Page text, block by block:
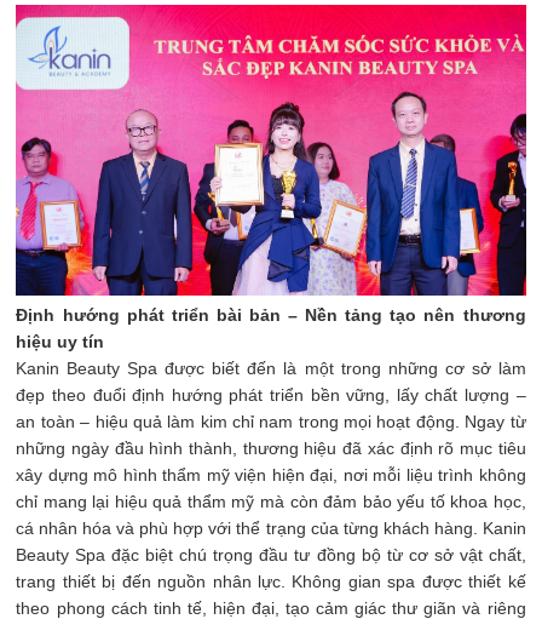
Định hướng phát triển bài bản – Nền tảng tạo nên thương
hiệu uy tín
Kanin Beauty Spa được biết đến là một trong những cơ sở làm
đẹp theo đuổi định hướng phát triển bền vững, lấy chất lượng –
an toàn – hiệu quả làm kim chỉ nam trong mọi hoạt động. Ngay từ
những ngày đầu hình thành, thương hiệu đã xác định rõ mục tiêu
xây dựng mô hình thẩm mỹ viện hiện đại, nơi mỗi liệu trình không
chỉ mang lại hiệu quả thẩm mỹ mà còn đảm bảo yếu tố khoa học,
cá nhân hóa và phù hợp với thể trạng của từng khách hàng. Kanin
Beauty Spa đặc biệt chú trọng đầu tư đồng bộ từ cơ sở vật chất,
trang thiết bị đến nguồn nhân lực. Không gian spa được thiết kế
theo phong cách tinh tế, hiện đại, tạo cảm giác thư giãn và riêng